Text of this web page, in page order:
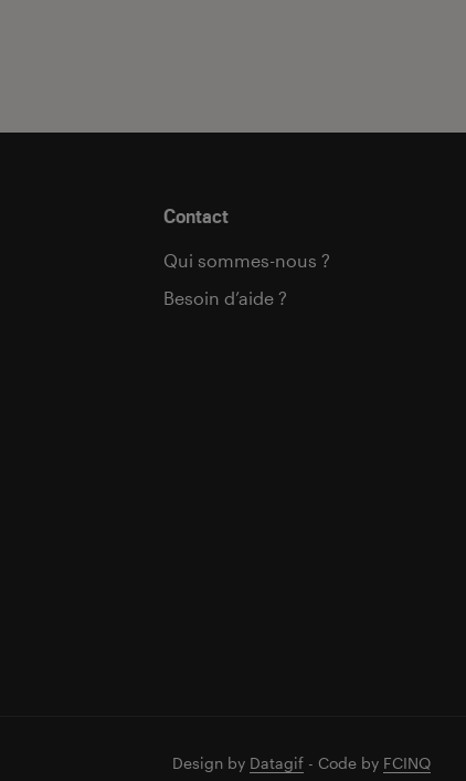
Contact
Qui sommes-nous ?
Besoin d’aide ?
Design by Datagif - Code by FCINQ